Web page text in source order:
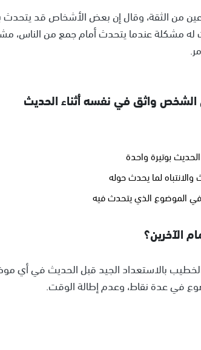
من الثقة، وقال إن بعض الأشخاص قد
مشكلة عندما يتحدث أمام جمع من الناس،
واثق في نفسه أثناء الحديث
بوتيرة واحدة
والانتباه لما يحدث حوله
الموضوع الذي يتحدث فيه
الآخرين؟
بالاستعداد الجيد قبل الحديث في أي
في عدة نقاط، وعدم إطالة الوقت.